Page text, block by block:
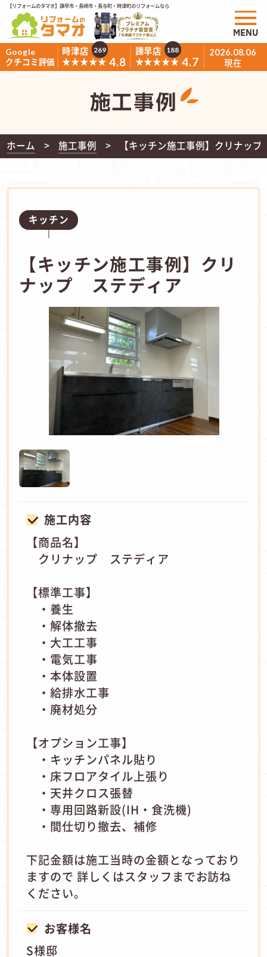
【リフォームのタマオ】諫早市・長崎市・長与町・時津町のリフォームなら
Google
クチコミ評価
時津店
★★★★★ 4.8
269
諫早店
★★★★★ 4.7
188 2026.08.06
現在
MENU
施工事例
ホーム 施工事例 【キッチン施工事例】クリナッ
キッチン
【キッチン施工事例】クリ
ナップ ステディア
施工内容
【商品名】
クリナップ ステディア
【標準工事】
・養生
・解体撤去
・大工工事
・電気工事
・本体設置
・給排水工事
・廃材処分
【オプション工事】
・キッチンパネル貼り
・床フロアタイル上張り
・天井クロス張替
・専用回路新設(IH・食洗機)
・間仕切り撤去、補修
下記金額は施工当時の金額となっており
ますので 詳しくはスタッフまでお訪ね
ください。
お客様名
S様邸